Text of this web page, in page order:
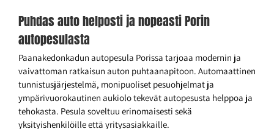
Puhdas auto helposti ja nopeasti Porin
autopesulasta
Paanakedonkadun autopesula Porissa tarjoaa modernin ja
vaivattoman ratkaisun auton puhtaanapitoon. Automaattinen
tunnistusjärjestelmä, monipuoliset pesuohjelmat ja
ympärivuorokautinen aukiolo tekevät autopesusta helppoa ja
tehokasta. Pesula soveltuu erinomaisesti sekä
yksityishenkilöille että yritysasiakkaille.